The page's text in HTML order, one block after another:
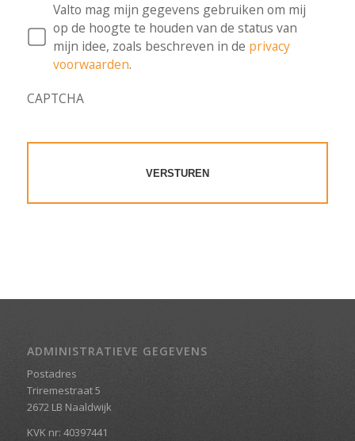
Valto mag mijn gegevens gebruiken om mij
op de hoogte te houden van de status van
mijn idee, zoals beschreven in de privacy
voorwaarden.
CAPTCHA
ADMINISTRATIEVE GEGEVENS
Postadres
Triremestraat 5
2672 LB Naaldwijk
KVK nr: 40397441